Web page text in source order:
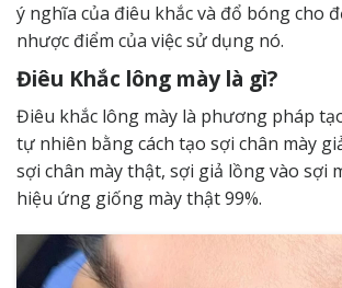
ý nghĩa của điêu khắc và đổ bóng cho
nhược điểm của việc sử dụng nó.
Điêu Khắc lông mày là gì?
Điêu khắc lông mày là phương pháp
tự nhiên bằng cách tạo sợi chân mày
sợi chân mày thật, sợi giả lồng vào sợi
hiệu ứng giống mày thật 99%.